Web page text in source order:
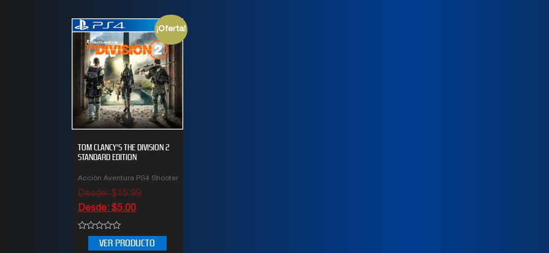
¡Oferta!
TOM CLANCY’S THE DIVISION 2
STANDARD EDITION
Acción Aventura PS4 Shooter
Desde:$15.99
Desde:$5.00
VER PRODUCTO